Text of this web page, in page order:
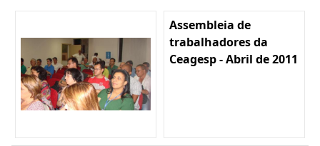
Assembleia de
trabalhadores da
Ceagesp - Abril de 2011